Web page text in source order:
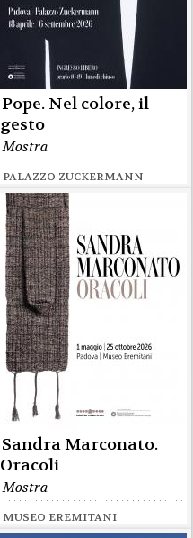
Pope. Nel colore, il
gesto
Mostra
PALAZZO ZUCKERMANN
Sandra Marconato.
Oracoli
Mostra
MUSEO EREMITANI